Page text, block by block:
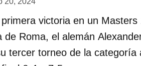
victoria en un Masters
de Roma, el alemán
tercer torneo de la categoría